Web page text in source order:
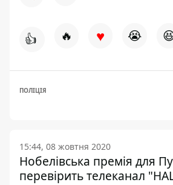
👍 🔥 ♥ 😭
ПОЛІЦІЯ
15:44, 08 жовтня 2020
Нобелівська премія для
перевірить телеканал